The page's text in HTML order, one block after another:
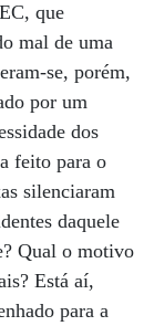
que
mal de uma
se, porém,
por um
dos
feito para o
silenciaram
daquele
Qual o motivo
Está aí,
para a